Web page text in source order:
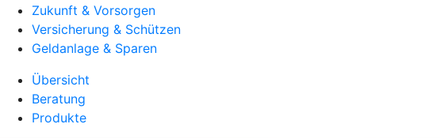
Zukunft & Vorsorgen
Versicherung & Schützen
Geldanlage & Sparen
Übersicht
Beratung
Produkte